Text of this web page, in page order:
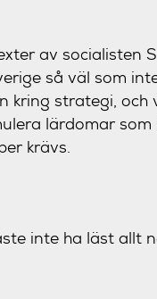
av socialisten
så väl som
kring strategi, och
lärdomar som
krävs.
inte ha läst allt